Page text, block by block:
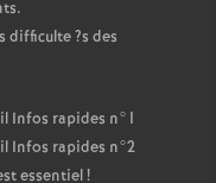
difficulte?s des
Infos rapides n°1
Infos rapides n°2
essentiel!